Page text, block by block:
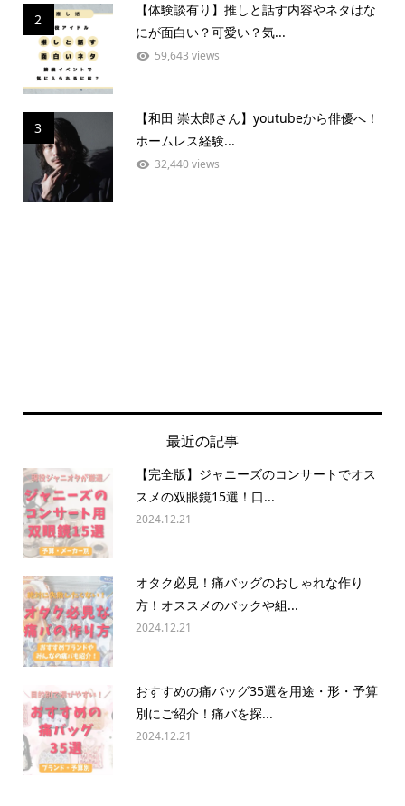
2
【体験談有り】推しと話す内容やネタはな
にが面白い？可愛い？気...
59,643 views
3
【和田 崇太郎さん】youtubeから俳優へ！
ホームレス経験...
32,440 views
最近の記事
【完全版】ジャニーズのコンサートでオス
スメの双眼鏡15選！口...
2024.12.21
オタク必見！痛バッグのおしゃれな作り
方！オススメのバックや組...
2024.12.21
おすすめの痛バッグ35選を用途・形・予算
別にご紹介！痛バを探...
2024.12.21